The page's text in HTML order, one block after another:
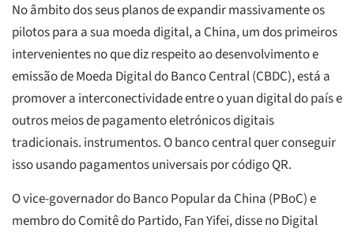
No âmbito dos seus planos de expandir massivamente os
pilotos para a sua moeda digital, a China, um dos primeiros
intervenientes no que diz respeito ao desenvolvimento e
emissão de Moeda Digital do Banco Central (CBDC), está a
promover a interconectividade entre o yuan digital do país e
outros meios de pagamento eletrónicos digitais
tradicionais. instrumentos. O banco central quer conseguir
isso usando pagamentos universais por código QR.
O vice-governador do Banco Popular da China (PBoC) e
membro do Comitê do Partido, Fan Yifei, disse no Digital